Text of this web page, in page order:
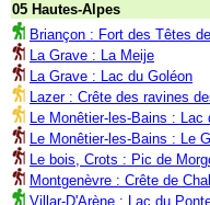
05 Hautes-Alpes
Briançon : Fort des Têtes
La Grave : La Meije
La Grave : Lac du Goléon
Lazer : Crête des ravines
Le Monêtier-les-Bains : Lac
Le Monêtier-les-Bains : Le
Le bois, Crots : Pic de
Montgenèvre : Crête de
Villar-D'Arène : Lac du